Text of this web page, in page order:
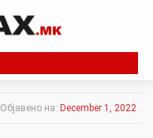
Објавено на: December 1, 2022